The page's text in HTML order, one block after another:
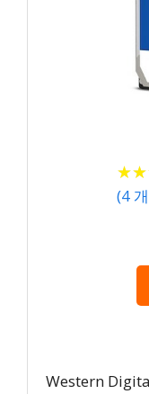
★★
★★
(4개
Western